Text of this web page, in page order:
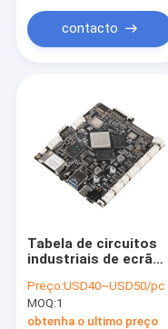
contacto
Tabela de circuitos
industriais de ecrã
EDP e resolução
1920*1080P
Preço:USD40~USD50/pc
MOQ:1
obtenha o ultimo preço